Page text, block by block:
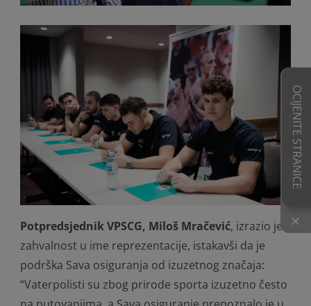
Potpredsjednik VPSCG, Miloš Mračević, izrazio je
zahvalnost u ime reprezentacije, istakavši da je
podrška Sava osiguranja od izuzetnog značaja:
“Vaterpolisti su zbog prirode sporta izuzetno često
×
OCIJENITE STRANICE